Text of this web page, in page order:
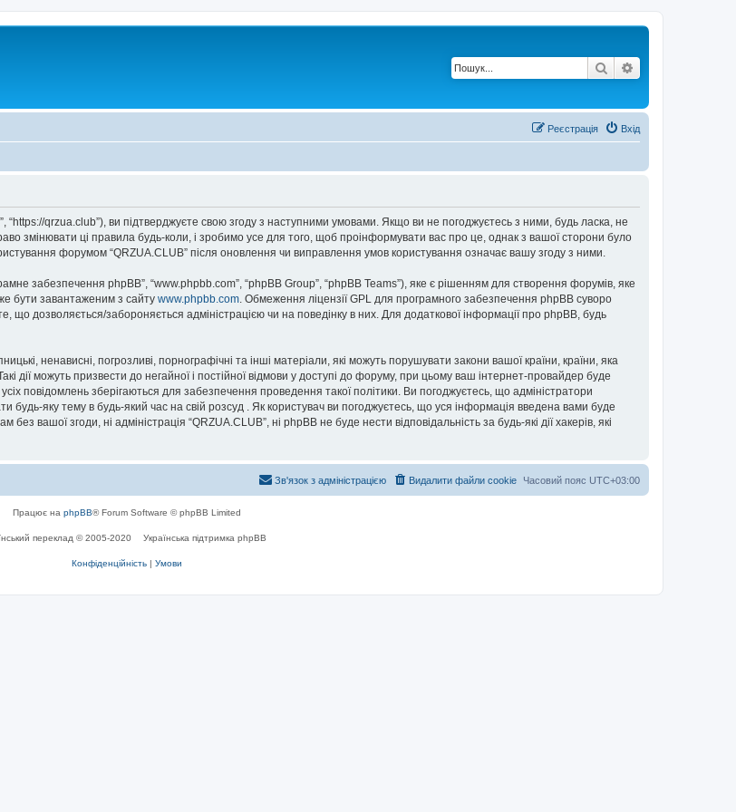
Пошук
Вхід
Реєстрація
“https://qrzua.club”), ви підтверджуєте свою згоду з наступними умовами. Якщо ви не погоджуєтесь з ними, будь ласка, не
змінювати ці правила будь-коли, і зробимо усе для того, щоб проінформувати вас про це, однак з вашої сторони було
форумом “QRZUA.CLUB” після оновлення чи виправлення умов користування означає вашу згоду з ними.
забезпечення phpBB”, “www.phpbb.com”, “phpBB Group”, “phpBB Teams”), яке є рішенням для створення форумів, яке
бути завантаженим з сайту www.phpbb.com. Обмеження ліцензії GPL для програмного забезпечення phpBB суворо
що дозволяється/забороняється адміністрацією чи на поведінку в них. Для додаткової інформації про phpBB, будь
ненависні, погрозливі, порнографічні та інші матеріали, які можуть порушувати закони вашої країни, країни, яка
дії можуть призвести до негайної і постійної відмови у доступі до форуму, при цьому ваш інтернет-провайдер буде
повідомлень зберігаються для забезпечення проведення такої політики. Ви погоджуєтесь, що адміністратори
будь-яку тему в будь-який час на свій розсуд . Як користувач ви погоджуєтесь, що уся інформація введена вами буде
вашої згоди, ні адміністрація “QRZUA.CLUB”, ні phpBB не буде нести відповідальність за будь-які дії хакерів, які
Часовий пояс UTC+03:00
Видалити файли cookie
Зв'язок з адміністрацією
Працює на phpBB® Forum Software © phpBB Limited
переклад © 2005-2020 Українська підтримка phpBB
Конфіденційність | Умови